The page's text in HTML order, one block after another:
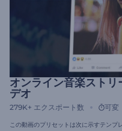
オンライン音楽スト
デオ
279K+ エクスポート数 可変
この動画のプリセットは次に示すテンプ